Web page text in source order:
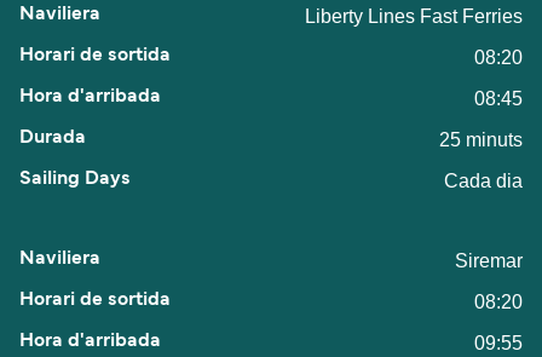
Liberty Lines Fast Ferries
08:20
08:45
25 minuts
Cada dia
Siremar
08:20
09:55